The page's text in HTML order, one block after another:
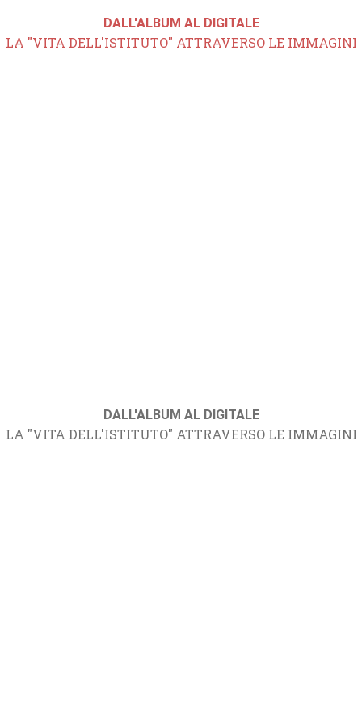
DALL'ALBUM AL DIGITALE
LA "VITA DELL'ISTITUTO" ATTRAVERSO LE IMMAGINI
DALL'ALBUM AL DIGITALE
LA "VITA DELL'ISTITUTO" ATTRAVERSO LE IMMAGINI